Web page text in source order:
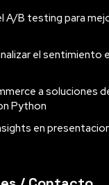
A/B testing para
el sentimiento
a soluciones
Python
en